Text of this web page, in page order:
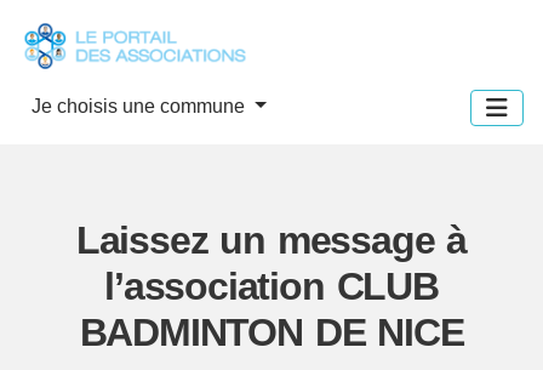
Je choisis une commune
Laissez un message à
l’association CLUB
BADMINTON DE NICE